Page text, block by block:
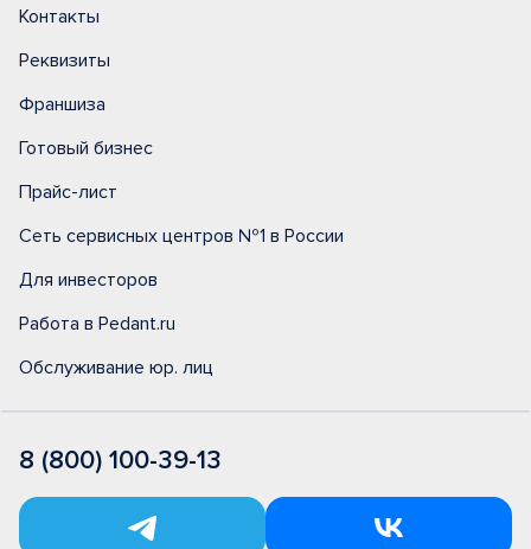
Контакты
Реквизиты
Франшиза
Готовый бизнес
Прайс-лист
Сеть сервисных центров №1 в России
Для инвесторов
Работа в Pedant.ru
Обслуживание юр. лиц
8 (800) 100-39-13